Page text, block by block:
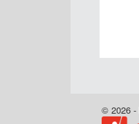
© 2026 -